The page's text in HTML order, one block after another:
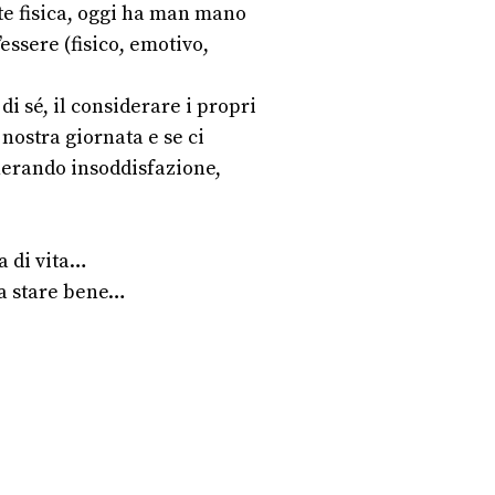
fisica, oggi ha man mano
(fisico, emotivo,
sé, il considerare i propri
giornata e se ci
insoddisfazione,
di vita…
stare bene…